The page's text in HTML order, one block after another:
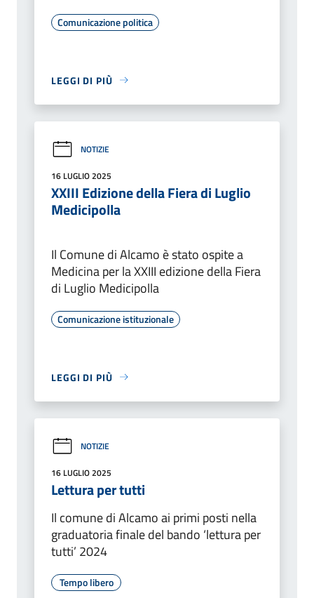
Comunicazione politica
LEGGI DI PIÙ
NOTIZIE
16 LUGLIO 2025
XXIII Edizione della Fiera di Luglio
Medicipolla
Il Comune di Alcamo è stato ospite a
Medicina per la XXIII edizione della Fiera
di Luglio Medicipolla
Comunicazione istituzionale
LEGGI DI PIÙ
NOTIZIE
16 LUGLIO 2025
Lettura per tutti
Il comune di Alcamo ai primi posti nella
graduatoria finale del bando ‘lettura per
tutti’ 2024
Tempo libero